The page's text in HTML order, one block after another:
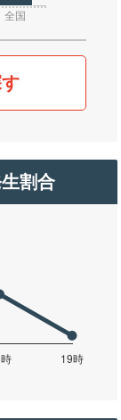
全国
割合